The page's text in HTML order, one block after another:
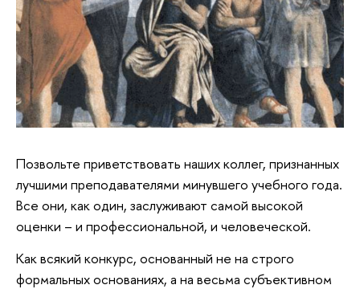
Позвольте приветствовать наших коллег, признанных
лучшими преподавателями минувшего учебного года.
Все они, как один, заслуживают самой высокой
оценки – и профессиональной, и человеческой.
Как всякий конкурс, основанный не на строго
формальных основаниях, а на весьма субъективном